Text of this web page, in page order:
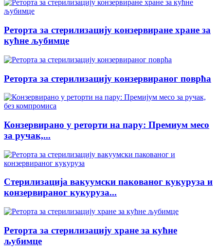
Реторта за стерилизацију конзервиране хране за
кућне љубимце
Реторта за стерилизацију конзервираног поврћа
Конзервирано у реторти на пару: Премиум месо
за ручак,...
Стерилизација вакуумски пакованог кукуруза и
конзервираног кукуруза...
Реторта за стерилизацију хране за кућне
љубимце